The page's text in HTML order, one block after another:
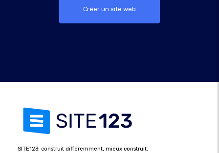
Créer un site web
SITE123: construit différemment, mieux construit.